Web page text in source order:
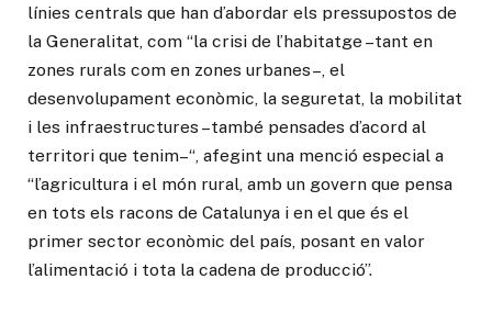
línies centrals que han d’abordar els pressupostos de
la Generalitat, com “la crisi de l’habitatge –tant en
zones rurals com en zones urbanes–, el
desenvolupament econòmic, la seguretat, la mobilitat
i les infraestructures –també pensades d’acord al
territori que tenim–“, afegint una menció especial a
“l’agricultura i el món rural, amb un govern que pensa
en tots els racons de Catalunya i en el que és el
primer sector econòmic del país, posant en valor
l’alimentació i tota la cadena de producció”.